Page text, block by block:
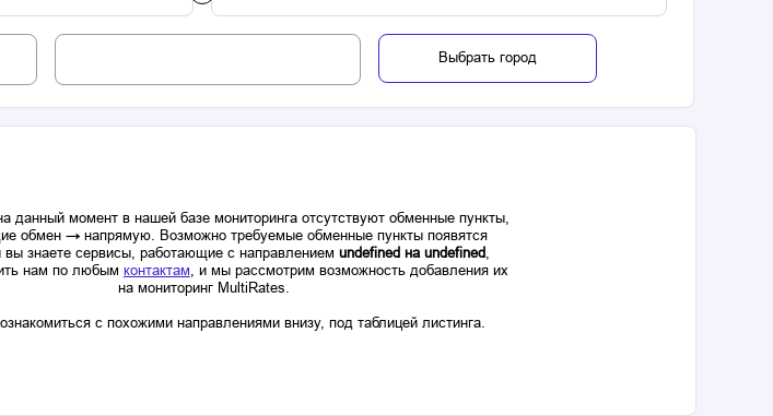
Выбрать город
данный момент в нашей базе мониторинга отсутствуют обменные пункты,
обмен → напрямую. Возможно требуемые обменные пункты появятся
знаете сервисы, работающие с направлением undefined на undefined,
нам по любым контактам, и мы рассмотрим возможность добавления их
на мониторинг MultiRates.
с похожими направлениями внизу, под таблицей листинга.